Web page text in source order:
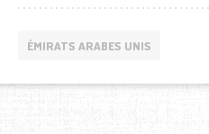
ÉMIRATS ARABES UNIS